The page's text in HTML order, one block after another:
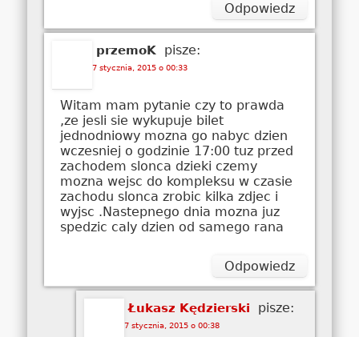
Odpowiedz
przemoK pisze:
7 stycznia, 2015 o 00:33
Witam mam pytanie czy to prawda
,ze jesli sie wykupuje bilet
jednodniowy mozna go nabyc dzien
wczesniej o godzinie 17:00 tuz przed
zachodem slonca dzieki czemy
mozna wejsc do kompleksu w czasie
zachodu slonca zrobic kilka zdjec i
wyjsc .Nastepnego dnia mozna juz
spedzic caly dzien od samego rana
Odpowiedz
Łukasz Kędzierski pisze:
7 stycznia, 2015 o 00:38